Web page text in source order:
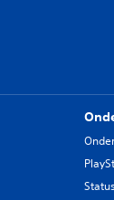
Status